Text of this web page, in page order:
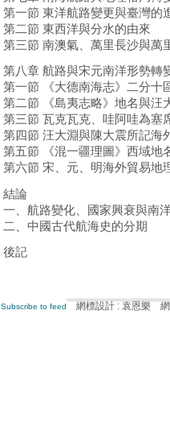
第一節 東洋航路變更與臺灣的
第二節 東西洋與分水的由來
第三節 南澳氣、萬里長沙與萬
第八章 航路與宋元南洋形勢轉
第一節 《大德南海志》二分十
第二節 《島夷志略》地名與汪
第三節 瓦克瓦克、哇阿哇為塞
第四節 汪大淵與陳大震所記海
第五節 《混一疆理圖》西域地
第六節 宋、元、明海外貿易地
結論
一、航路變化、國家興衰與南
二、中國古代航海史的分期
後記
Subscribe to feed 網標設計 : 袁恩樂 網